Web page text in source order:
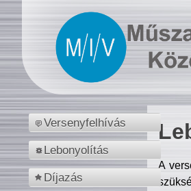
Versenyfelhívás
Lebonyolítás
Díjazás
A